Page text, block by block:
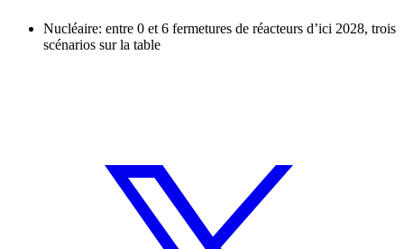
Nucléaire: entre 0 et 6 fermetures de réacteurs d’ici 2028, trois
scénarios sur la table